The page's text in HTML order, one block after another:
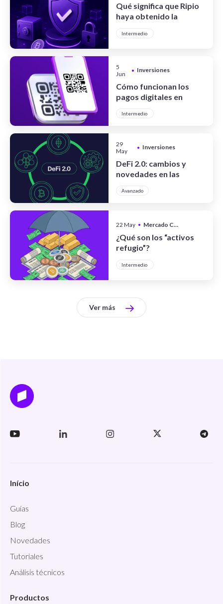
Qué significa que Ripio
haya obtenido la
III Full System
Intermedio
5
Jun
• Inversiones
Cómo funcionan los
pagos digitales en
Intermedio
29
May
• Inversiones
DeFi 2.0: cambios y
novedades en las
descentralizadas
Avanzado
22 May • Mercado Cripto
¿Qué son los “activos
refugio”?
Intermedio
Ver más
Início
Guías
Blog
Novedades
Tutoriales
Análisis técnicos
Productos